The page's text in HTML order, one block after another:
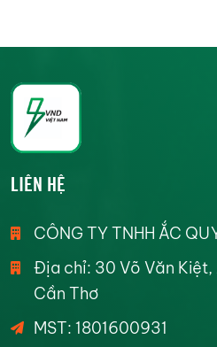
LIÊN HỆ
CÔNG TY TNHH ẮC
Địa chỉ: 30 Võ Văn Kiệt,
Cần Thơ
MST: 1801600931